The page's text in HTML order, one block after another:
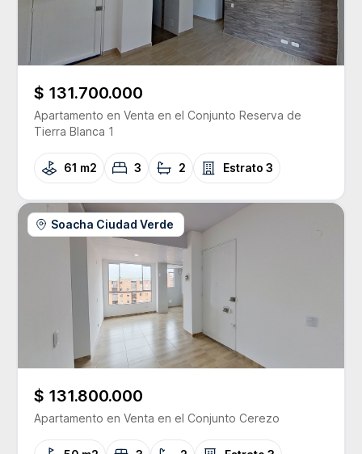
$ 131.700.000
Apartamento en Venta en el Conjunto Reserva de
Tierra Blanca 1
61 m2 3 2 Estrato 3
Soacha Ciudad Verde
$ 131.800.000
Apartamento en Venta en el Conjunto Cerezo